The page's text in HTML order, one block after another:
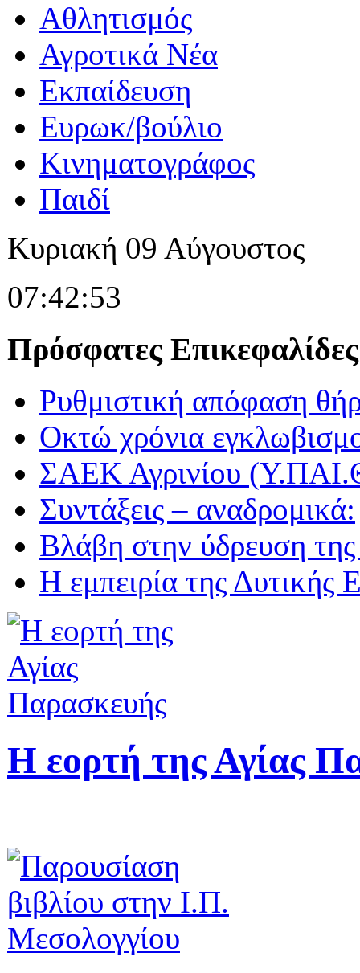
Αθλητισμός
Αγροτικά Νέα
Εκπαίδευση
Ευρωκ/βούλιο
Κινηματογράφος
Παιδί
Κυριακή 09 Αύγουστος
07:42:53
Πρόσφατες Επικεφαλίδες
Ρυθμιστική απόφαση
Οκτώ χρόνια
ΣΑΕΚ Αγρινίου
Συντάξεις – αναδρομικά:
Βλάβη στην ύδρευση
Η εμπειρία της Δυτικής
Η εορτή της Αγίας